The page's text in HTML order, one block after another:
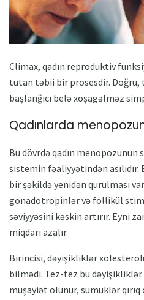
Climax, qadın reproduktiv
tutan təbii bir prosesdir.
başlanğıcı belə xoşagəlməz
Qadınlarda
Bu dövrdə qadın
sistemin fəaliyyətindən asılıdır.
bir şəkildə yenidən qurulması
gonadotropinlər və follikül
səviyyəsini kəskin artırır. Eyni
miqdarı azalır.
Birincisi, dəyişikliklər
bilmədi. Tez-tez bu dəyişikliklər
müşayiət olunur, sümüklər qırıq